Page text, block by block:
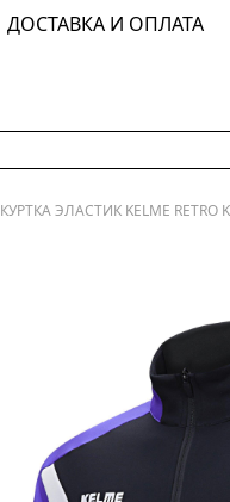
ДОСТАВКА И ОПЛАТА
КУРТКА ЭЛАСТИК KELME RETRO